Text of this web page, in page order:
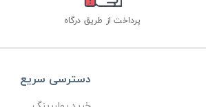
پرداخت از طریق درگاه
دسترسی سریع